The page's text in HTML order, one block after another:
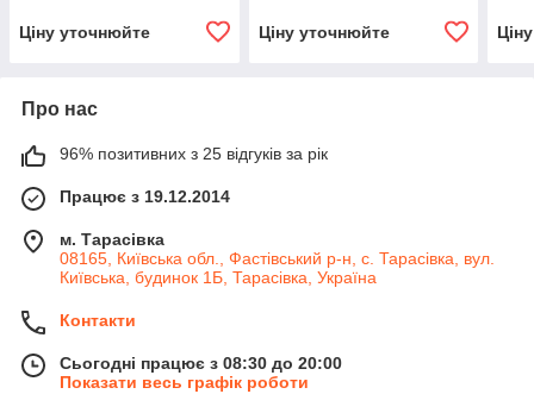
Ціну уточнюйте Ціну уточнюйте
Про нас
96% позитивних з 25 відгуків за рік
Працює з 19.12.2014
м. Тарасівка
08165, Київська обл., Фастівський р-н, с. Тарасівка, вул.
Київська, будинок 1Б, Тарасівка, Україна
Контакти
Сьогодні працює з 08:30 до 20:00
Показати весь графік роботи